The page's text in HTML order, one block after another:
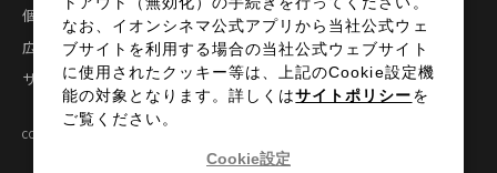
個人情報の取扱い
お問い合わせ
広告掲載
特定商取引法に基づく表示
サイトマップ
COPYRIGHT©2024 AEON ENTERTAINMENT CO.,LTD ALL RIGHTS RESERVED.
なお、イオンシネマ公式アプリから当社公式ウェ
ブサイトを利用する場合の当社公式ウェブサイト
に使用されたクッキー等は、上記のCookie設定機
能の対象となります。詳しくはサイトポリシーを
ご覧ください。
Cookie設定